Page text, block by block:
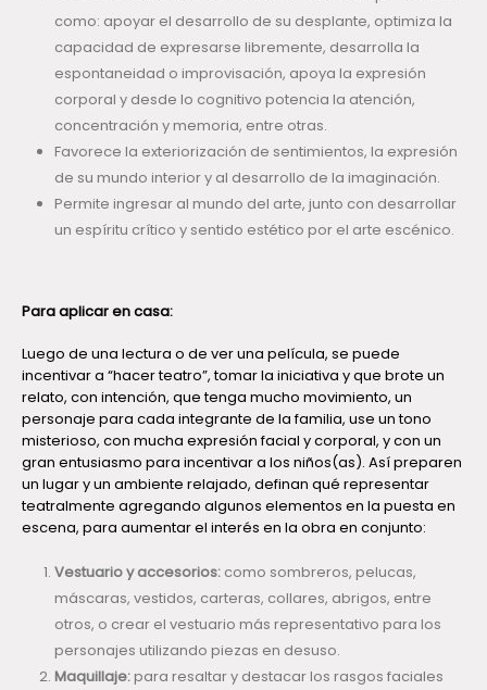
como: apoyar el desarrollo de su desplante, optimiza la
capacidad de expresarse libremente, desarrolla la
espontaneidad o improvisación, apoya la expresión
corporal y desde lo cognitivo potencia la atención,
concentración y memoria, entre otras.
Favorece la exteriorización de sentimientos, la expresión
de su mundo interior y al desarrollo de la imaginación.
Permite ingresar al mundo del arte, junto con desarrollar
un espíritu crítico y sentido estético por el arte escénico.
Para aplicar en casa:
Luego de una lectura o de ver una película, se puede
incentivar a “hacer teatro”, tomar la iniciativa y que brote un
relato, con intención, que tenga mucho movimiento, un
personaje para cada integrante de la familia, use un tono
misterioso, con mucha expresión facial y corporal, y con un
gran entusiasmo para incentivar a los niños(as). Así preparen
un lugar y un ambiente relajado, definan qué representar
teatralmente agregando algunos elementos en la puesta en
escena, para aumentar el interés en la obra en conjunto:
Vestuario y accesorios: como sombreros, pelucas,
máscaras, vestidos, carteras, collares, abrigos, entre
otros, o crear el vestuario más representativo para los
personajes utilizando piezas en desuso.
Maquillaje:para resaltar y destacar los rasgos faciales